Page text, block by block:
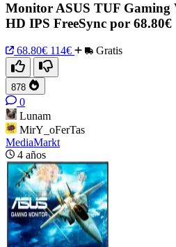
Monitor ASUS TUF Gaming
HD IPS FreeSync por 68.80€
68.80€ 114€ Gratis
878
0
Lunam
MirY_oFerTas
MediaMarkt
4 años